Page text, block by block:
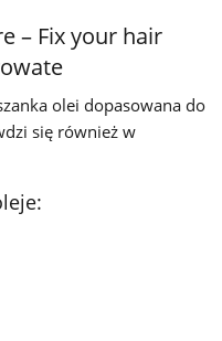
– Fix your hair
olei dopasowana do
się również w